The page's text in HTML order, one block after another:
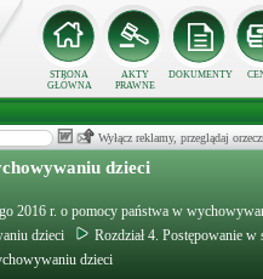
STRONA
GŁÓWNA
AKTY
PRAWNE
DOKUMENTY
Wyłącz reklamy, przeglądaj
dzieci
2016 r. o pomocy państwa w
dzieci
Rozdział 4. Postępowanie
dzieci